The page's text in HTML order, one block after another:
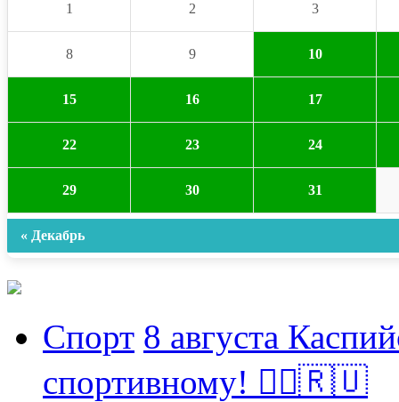
1 2 3
8 9 10
15 16 17
22 23 24
29 30 31
« Декабрь
Спорт 8 августа
спортивному! 🏃‍♂️🇷🇺